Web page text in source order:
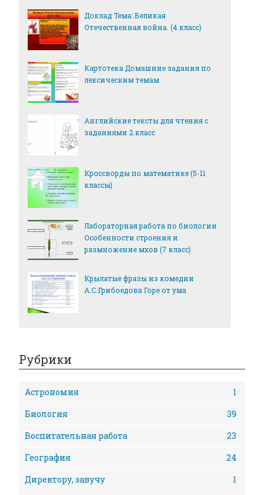
Доклад Тема: Великая
Отечественная война. (4 класс)
Картотека Домашние задания по
лексическим темам
Английские тексты для чтения с
заданиями 2 класс
Кроссворды по математике (5-11
классы)
Лабораторная работа по биологии
Особенности строения и
размножение мхов (7 класс)
Крылатые фразы из комедии
А.С.Грибоедова Горе от ума
Рубрики
Астрономия
1
Биология
39
Воспитательная работа
23
География
24
Директору, завучу
1